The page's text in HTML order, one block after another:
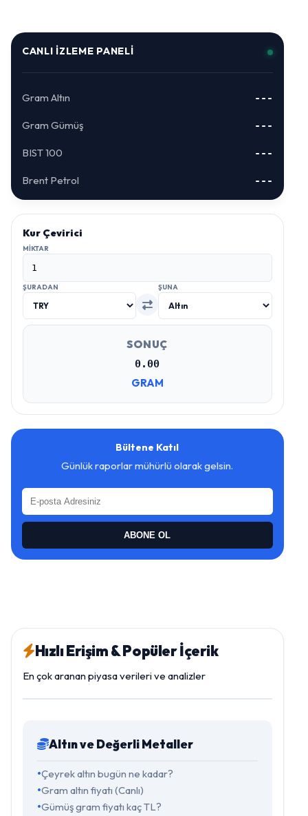
CANLI İZLEME PANELI
Gram Altın ---
Gram Gümüş ---
BIST 100 ---
Brent Petrol ---
Kur Çevirici
MIKTAR
ŞURADAN ŞUNA
SONUÇ
0.00
GRAM
Bültene Katıl
Günlük raporlar mühürlü olarak gelsin.
ABONE OL
Hızlı Erişim & Popüler İçerik
En çok aranan piyasa verileri ve analizler
Altın ve Değerli Metaller
Çeyrek altın bugün ne kadar?
Gram altın fiyatı (Canlı)
Gümüş gram fiyatı kaç TL?